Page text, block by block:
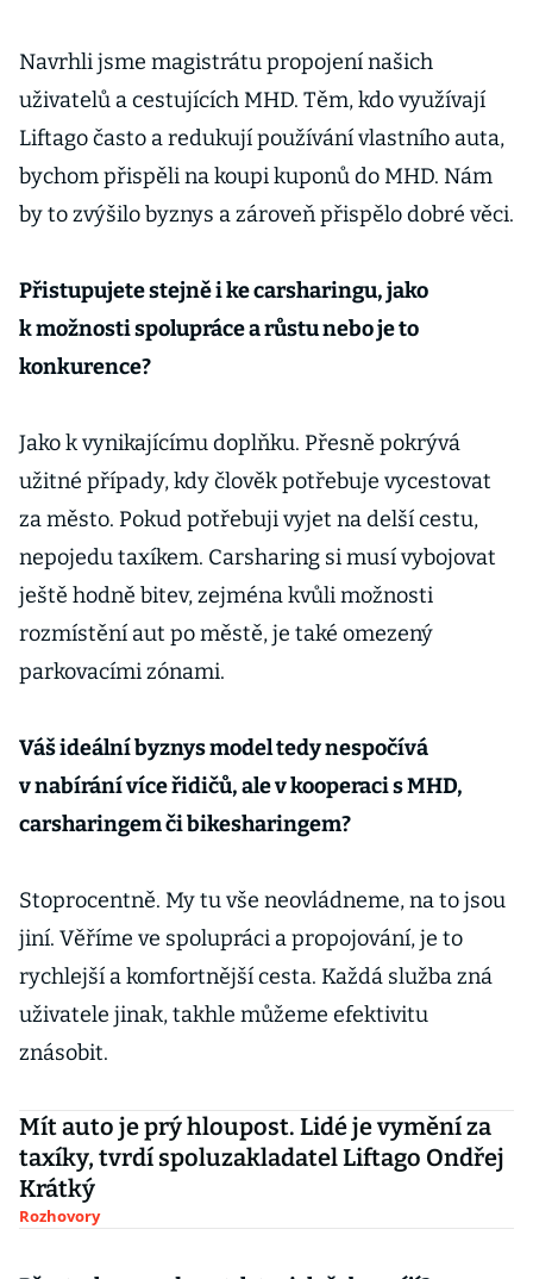
Navrhli jsme magistrátu propojení našich
uživatelů a cestujících MHD. Těm, kdo využívají
Liftago často a redukují používání vlastního auta,
bychom přispěli na koupi kuponů do MHD. Nám
by to zvýšilo byznys a zároveň přispělo dobré věci.
Přistupujete stejně i ke carsharingu, jako
k možnosti spolupráce a růstu nebo je to
konkurence?
Jako k vynikajícímu doplňku. Přesně pokrývá
užitné případy, kdy člověk potřebuje vycestovat
za město. Pokud potřebuji vyjet na delší cestu,
nepojedu taxíkem. Carsharing si musí vybojovat
ještě hodně bitev, zejména kvůli možnosti
rozmístění aut po městě, je také omezený
parkovacími zónami.
Váš ideální byznys model tedy nespočívá
v nabírání více řidičů, ale v kooperaci s MHD,
carsharingem či bikesharingem?
Stoprocentně. My tu vše neovládneme, na to jsou
jiní. Věříme ve spolupráci a propojování, je to
rychlejší a komfortnější cesta. Každá služba zná
uživatele jinak, takhle můžeme efektivitu
znásobit.
Mít auto je prý hloupost. Lidé je vymění za
taxíky, tvrdí spoluzakladatel Liftago Ondřej
Krátký
Rozhovory